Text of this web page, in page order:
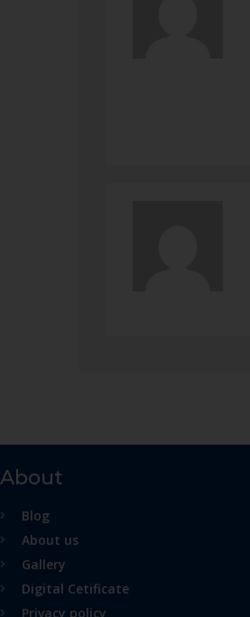
About
Blog
About us
Gallery
Digital Cetificate
Privacy policy